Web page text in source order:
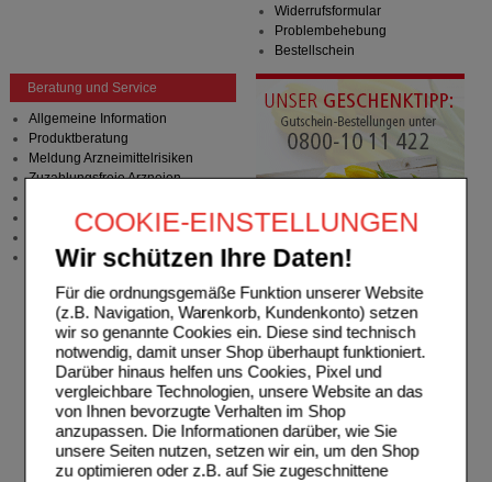
COOKIE-EINSTELLUNGEN
Wir schützen Ihre Daten!
Für die ordnungsgemäße Funktion unserer Website
(z.B. Navigation, Warenkorb, Kundenkonto) setzen
wir so genannte Cookies ein. Diese sind technisch
notwendig, damit unser Shop überhaupt funktioniert.
Darüber hinaus helfen uns Cookies, Pixel und
vergleichbare Technologien, unsere Website an das
von Ihnen bevorzugte Verhalten im Shop
anzupassen. Die Informationen darüber, wie Sie
unsere Seiten nutzen, setzen wir ein, um den Shop
zu optimieren oder z.B. auf Sie zugeschnittene
Widerrufsformular
Problembehebung
Bestellschein
Beratung und Service
Allgemeine Information
Produktberatung
Meldung Arzneimittelrisiken
Zuzahlungsfreie Arzneien
Newsletter
Neukundenprämie
Stellenangebote